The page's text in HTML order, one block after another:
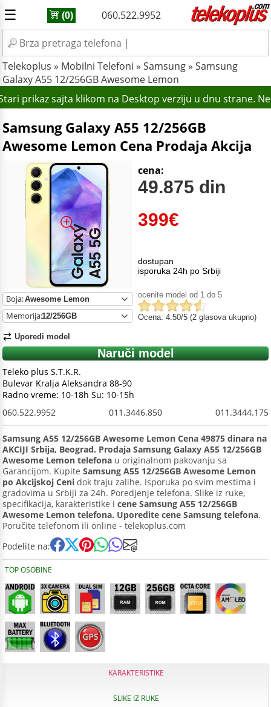
☰ (0) 060.522.9952
Telekoplus » Mobilni Telefoni » Samsung» Samsung
Galaxy A55 12/256GB Awesome Lemon
prikaz sajta klikom na Desktop verziju u dnu strane.
Samsung Galaxy A55 12/256GB
Awesome Lemon Cena Prodaja Akcija
Boja:
Memorija:
Uporedi model
399€
cena:
49.875 din
dostupan
isporuka 24h po Srbiji
ocenite model od 1 do 5
Ocena: 4.50/5 (2 glasova ukupno)
Naruči model
Teleko plus S.T.K.R.
Bulevar Kralja Aleksandra 88-90
Radno vreme: 10-18h Su: 10-15h
060.522.9952
011.3446.850 011.3444.175
Samsung A55 12/256GB Awesome Lemon Cena 49875 dinara na
AKCIJI Srbija, Beograd. Prodaja Samsung Galaxy A55 12/256GB
Awesome Lemon telefona u originalnom pakovanju sa
Garancijom. Kupite Samsung A55 12/256GB Awesome Lemon
po Akcijskoj Ceni dok traju zalihe. Isporuka po svim mestima i
gradovima u Srbiji za 24h. Poredjenje telefona. Slike iz ruke,
specifikacija, karakteristike i cene Samsung A55 12/256GB
Awesome Lemon telefona. Uporedite cene Samsung telefona.
Poručite telefonom ili online - telekoplus.com
Podelite na:
TOP OSOBINE
KARAKTERISTIKE
SLIKE IZ RUKE